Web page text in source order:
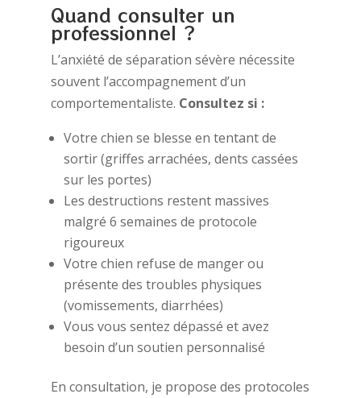
Quand consulter un
professionnel ?
L’anxiété de séparation sévère nécessite
souvent l’accompagnement d’un
comportementaliste. Consultez si :
Votre chien se blesse en tentant de
sortir (griffes arrachées, dents cassées
sur les portes)
Les destructions restent massives
malgré 6 semaines de protocole
rigoureux
Votre chien refuse de manger ou
présente des troubles physiques
(vomissements, diarrhées)
Vous vous sentez dépassé et avez
besoin d’un soutien personnalisé
En consultation, je propose des protocoles